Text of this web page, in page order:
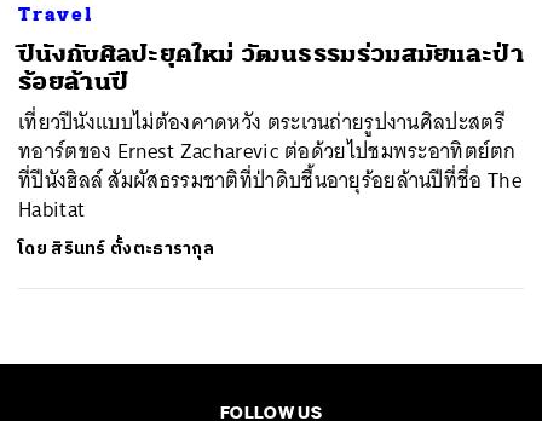
Travel
ปีนังกับศิลปะยุคใหม่ วัฒนธรรมร่วมสมัยและป่า
ร้อยล้านปี
เที่ยวปีนังแบบไม่ต้องคาดหวัง ตระเวนถ่ายรูปงานศิลปะสตรี
ทอาร์ตของ Ernest Zacharevic ต่อด้วยไปชมพระอาทิตย์ตก
ที่ปีนังฮิลล์ สัมผัสธรรมชาติที่ป่าดิบชื้นอายุร้อยล้านปีที่ชื่อ The
Habitat
โดย สิรินทร์ ตั้งตะธารากุล
FOLLOW US